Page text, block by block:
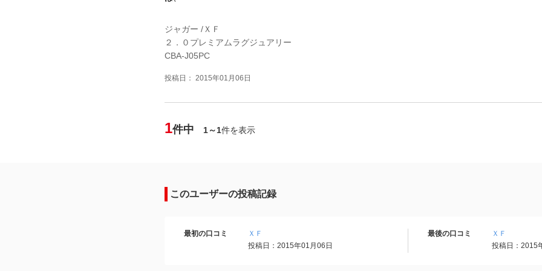
ジャガー /ＸＦ
２．０プレミアムラグジュアリー
CBA-J05PC
投稿日： 2015年01月06日
1件中 1～1件を表示
このユーザーの投稿記録
最初の口コミ
ＸＦ
投稿日：2015年01月06日
最後の口コミ
ＸＦ
投稿日：2015